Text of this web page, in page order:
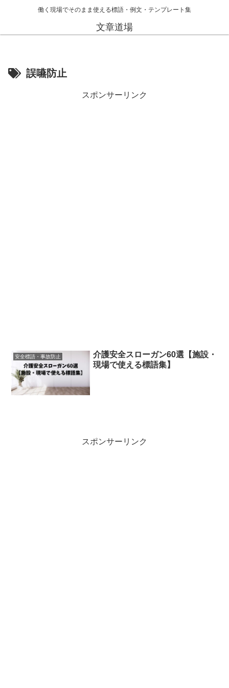
働く現場でそのまま使える標語・例文・テンプレート集
文章道場
誤嚥防止
スポンサーリンク
安全標語・事故防止
介護安全スローガン60選【施設・
現場で使える標語集】
スポンサーリンク